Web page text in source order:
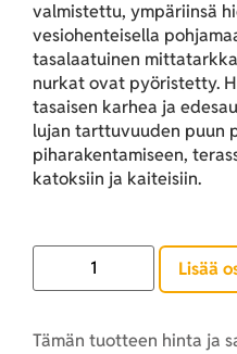
valmistettu, ympäriinsä
vesiohenteisella
tasalaatuinen
nurkat ovat pyöristetty.
tasaisen karhea ja
lujan tarttuvuuden puun
piharakentamiseen,
katoksiin ja kaiteisiin.
Lisää
Tämän tuotteen hinta ja